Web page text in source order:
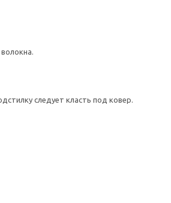
следует класть под ковер.